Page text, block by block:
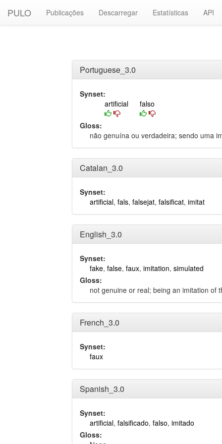
PULO Publicações Descarregar Estatísticas API
Portuguese_3.0
Synset:
artificial
falso
Gloss:
não genuína ou verdadeira; sendo uma
Catalan_3.0
Synset:
artificial, fals, falsejat, falsificat, imitat
English_3.0
Synset:
fake, false, faux, imitation, simulated
Gloss:
not genuine or real; being an imitation of
French_3.0
Synset:
faux
Spanish_3.0
Synset:
artificial, falsificado, falso, imitado
Gloss: